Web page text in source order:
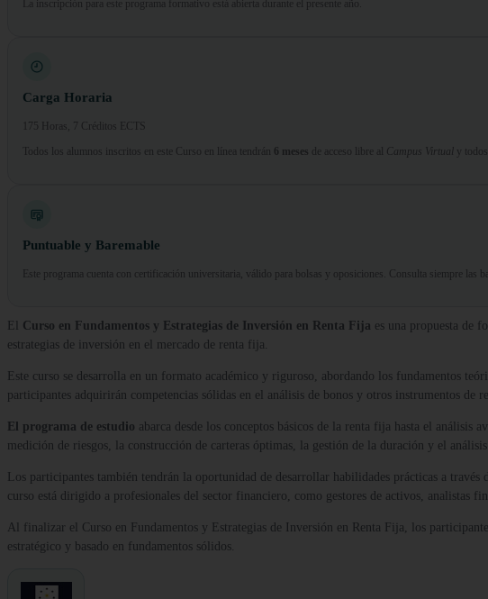
La inscripción para este programa formativo está abierta durante el presente año.
Carga Horaria
175 Horas, 7 Créditos ECTS
Todos los alumnos inscritos en este Curso en línea tendrán 6 meses de acceso libre al Campus Virtual y
Puntuable y Baremable
Este programa cuenta con certificación universitaria, válido para bolsas y oposiciones. Consulta siempre las
El Curso en Fundamentos y Estrategias de Inversión en Renta Fija es una propuesta de
estrategias de inversión en el mercado de renta fija.
Este curso se desarrolla en un formato académico y riguroso, abordando los fundamentos
participantes adquirirán competencias sólidas en el análisis de bonos y otros instrumentos
El programa de estudio abarca desde los conceptos básicos de la renta fija hasta el análisis
medición de riesgos, la construcción de carteras óptimas, la gestión de la duración y el análisis
Los participantes también tendrán la oportunidad de desarrollar habilidades prácticas a
curso está dirigido a profesionales del sector financiero, como gestores de activos, analistas
Al finalizar el Curso en Fundamentos y Estrategias de Inversión en Renta Fija, los
estratégico y basado en fundamentos sólidos.